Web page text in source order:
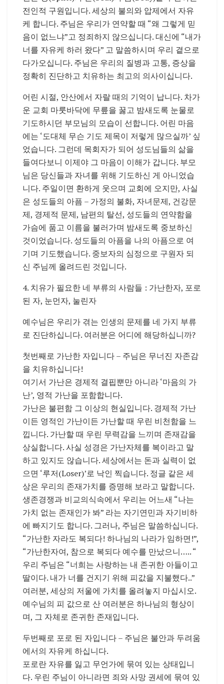
전인적 구원입니다. 세상의 불의와 압제에서 자유
케 합니다. 주님은 우리가 연약할 때 “왜 그렇게 믿
음이 없느냐”고 정죄하지 않으십니다. 대신에 “내가
너를 자유케 하러 왔다” 고 말씀하시며 우리 곁으로
다가오십니다. 주님은 우리의 질병과 고통, 증상을
정확히 진단하고 치유하는 최고의 의사이십니다.
어린 시절, 안산에서 자랄 때의 기억이 납니다. 차가
운 교회 마룻바닥에 무릎을 꿇고 밤새도록 눈물로
기도하시던 부모님의 모습이 선합니다. 어린 마음
에는 ‘도대체 무슨 기도 제목이 저렇게 많으실까’ 싶
었습니다. 그런데 목회자가 되어 성도님들의 삶을
들여다보니 이제야 그 마음이 이해가 갑니다. 부모
님은 당신들과 자녀를 위해 기도하신 게 아니었습
니다. 주일이면 환하게 웃으며 교회에 오지만, 사실
은 성도들의 아픔 – 가정의 불화, 자녀문제, 건강문
제, 경제적 문제, 남편의 탈선, 성도들의 연약함을
가슴에 품고 이름을 불러가며 밤새도록 중보하신
것이었습니다. 성도들의 아픔을 나의 아픔으로 여
기며 기도했습니다. 중보자의 심정으로 구원자 되
신 주님께 올려드린 것입니다.
4. 치유가 필요한 네 부류의 사람들 : 가난한자, 포로
된 자, 눈먼자, 눌린자
예수님은 우리가 겪는 인생의 문제를 네 가지 부류
로 진단하십니다. 여러분은 어디에 해당하십니까?
첫번째로 가난한 자입니다 – 주님은 무너진 자존감
을 치유하십니다!
여기서 가난은 경제적 결핍뿐만 아니라 ‘마음의 가
난’, 영적 가난을 포함합니다.
가난은 불편함 그 이상의 현실입니다. 경제적 가난
이든 영적인 가난이든 가난할 때 우린 비천함을 느
낍니다. 가난할 때 우린 무력감을 느끼며 존재감을
상실합니다. 사실 성경은 가난자체를 복이라고 말
하고 있지도 않습니다. 세상에서는 돈과 실력이 없
으면 ‘루저(Loser)’로 낙인 찍습니다. 정글 같은 세
상은 우리의 존재가치를 증명해 보라고 말합니다.
생존경쟁과 비교의식속에서 우리는 어느새 “나는
가치 없는 존재인가 봐” 라는 자기연민과 자기비하
에 빠지기도 합니다. 그러나, 주님은 말씀하십니다.
“가난한 자라도 복되다! 하나님의 나라가 임하면!”,
“가난한자여, 참으로 복되다 예수를 만났으니….. “
우리 주님은 “너희는 사랑하는 내 존귀한 아들이고
딸이다. 내가 너를 건지기 위해 피값을 지불했다..”
여러분, 세상의 저울에 가치를 올려놓지 마십시오.
예수님의 피 값으로 산 여러분은 하나님의 형상이
며, 그 자체로 존귀한 존재입니다.
두번째로 포로 된 자입니다 – 주님은 불안과 두려움
에서의 자유케 하십니다.
포로란 자유를 잃고 무언가에 묶여 있는 상태입니
다. 우린 주님이 아니라면 죄와 사망 권세에 묶여 있